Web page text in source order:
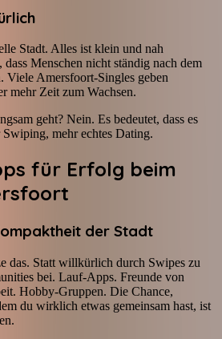
Stadt. Alles ist klein und nah
dass Menschen nicht ständig nach dem
Viele Amersfoort-Singles geben
mehr Zeit zum Wachsen.
geht? Nein. Es bedeutet, dass es
mehr echtes Dating.
für Erfolg beim
der Stadt
das. Statt willkürlich durch Swipes zu
bei. Lauf-Apps. Freunde von
Hobby-Gruppen. Die Chance,
du wirklich etwas gemeinsam hast, ist